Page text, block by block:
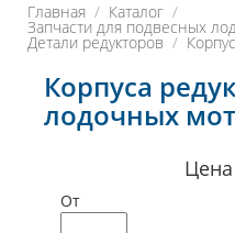
Главная Каталог
Запчасти для подвесных
Детали редукторов
Корпуса
лодочных
От